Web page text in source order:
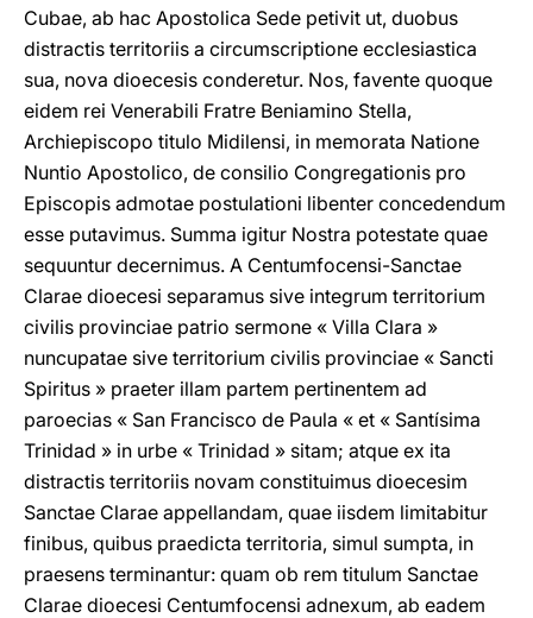
Cubae, ab hac Apostolica Sede petivit ut, duobus
distractis territoriis a circumscriptione ecclesiastica
sua, nova dioecesis conderetur. Nos, favente quoque
eidem rei Venerabili Fratre Beniamino Stella,
Archiepiscopo titulo Midilensi, in memorata Natione
Nuntio Apostolico, de consilio Congregationis pro
Episcopis admotae postulationi libenter concedendum
esse putavimus. Summa igitur Nostra potestate quae
sequuntur decernimus. A Centumfocensi-Sanctae
Clarae dioecesi separamus sive integrum territorium
civilis provinciae patrio sermone « Villa Clara »
nuncupatae sive territorium civilis provinciae « Sancti
Spiritus » praeter illam partem pertinentem ad
paroecias « San Francisco de Paula « et « Santísima
Trinidad » in urbe « Trinidad » sitam; atque ex ita
distractis territoriis novam constituimus dioecesim
Sanctae Clarae appellandam, quae iisdem limitabitur
finibus, quibus praedicta territoria, simul sumpta, in
praesens terminantur: quam ob rem titulum Sanctae
Clarae dioecesi Centumfocensi adnexum, ab eadem